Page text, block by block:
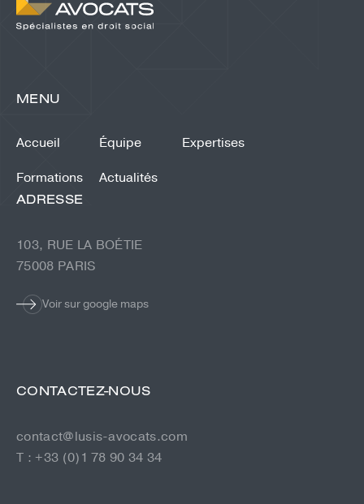
ADRESSE
103, RUE LA BOÉTIE
75008 PARIS
Voir sur google maps
MENU
Accueil Équipe
Expertises
Formations
Actualités
CONTACTEZ-NOUS
contact@lusis-avocats.com
T : +33 (0)1 78 90 34 34